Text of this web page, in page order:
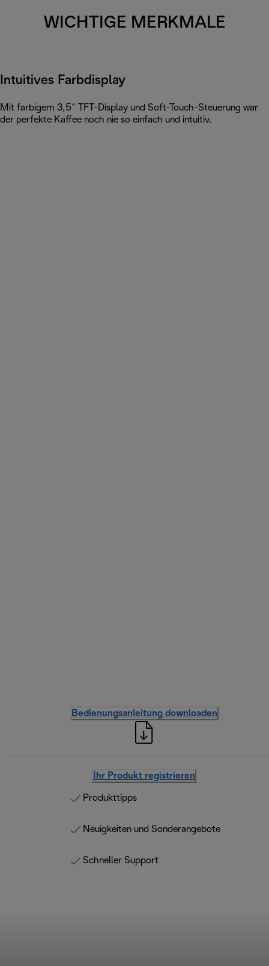
WICHTIGE MERKMALE
Intuitives Farbdisplay
Mit farbigem 3,5“ TFT-Display und Soft-Touch-Steuerung war
der perfekte Kaffee noch nie so einfach und intuitiv.
Bedienungsanleitung downloaden
Ihr Produkt registrieren
Produkttipps
Neuigkeiten und Sonderangebote
Schneller Support